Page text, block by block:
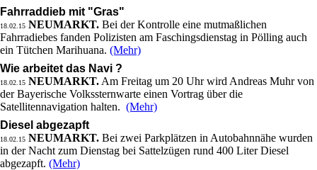
Fahrraddieb mit "Gras"
18.02.15 NEUMARKT. Bei der Kontrolle eine mutmaßlichen
Fahrradiebes fanden Polizisten am Faschingsdienstag in Pölling auch
ein Tütchen Marihuana. (Mehr)
Wie arbeitet das Navi ?
18.02.15 NEUMARKT. Am Freitag um 20 Uhr wird Andreas Muhr von
der Bayerische Volkssternwarte einen Vortrag über die
Satellitennavigation halten. (Mehr)
Diesel abgezapft
18.02.15 NEUMARKT. Bei zwei Parkplätzen in Autobahnnähe wurden
in der Nacht zum Dienstag bei Sattelzügen rund 400 Liter Diesel
abgezapft. (Mehr)